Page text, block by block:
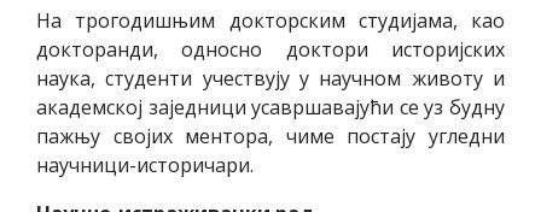
На трогодишњим докторским студијама, као
докторанди, односно доктори историјских
наука, студенти учествују у научном животу и
академској заједници усавршавајући се уз будну
пажњу својих ментора, чиме постају угледни
научници-историчари.